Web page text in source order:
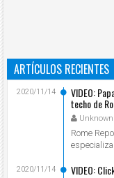
ARTÍCULOS RECIENTES
VIDEO:
techo de
Unknown
2020/11/14
Rome
VIDEO:
2020/11/14